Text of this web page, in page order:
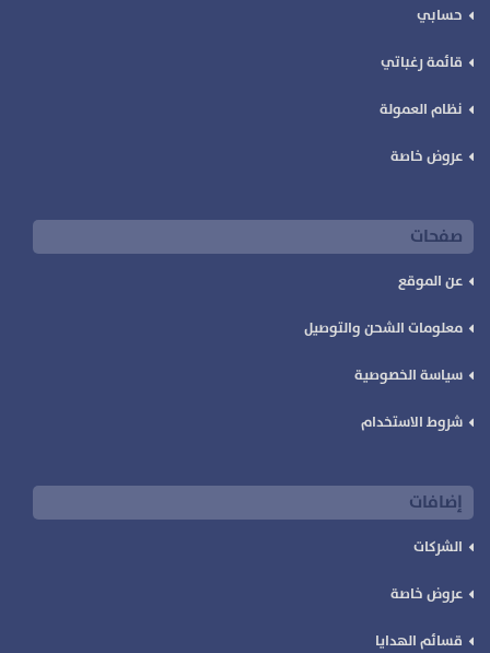
حسابي
قائمة رغباتي
نظام العمولة
عروض خاصة
صفحات
عن الموقع
معلومات الشحن والتوصيل
سياسة الخصوصية
شروط الاستخدام
إضافات
الشركات
عروض خاصة
قسائم الهدايا